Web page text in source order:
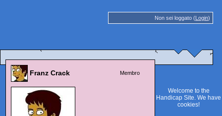
Non sei loggato (Login)
Franz Crack Membro
Welcome to the
Handicap Site. We have
cookies!